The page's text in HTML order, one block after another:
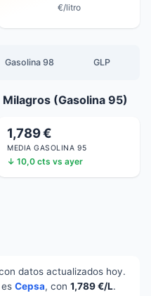
€/litro
Gasolina 98 GLP
(Gasolina 95)
1,789 €
MEDIA GASOLINA 95
↓ 10,0 cts vs ayer
datos actualizados hoy.
es Cepsa, con 1,789 €/L.